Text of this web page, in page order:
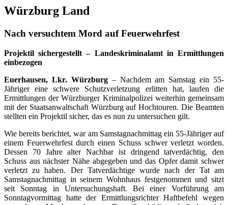
Würzburg Land
Nach versuchtem Mord auf Feuerwehrfest
Projektil sichergestellt – Landeskriminalamt in Ermittlungen
einbezogen
Euerhausen, Lkr. Würzburg– Nachdem am Samstag ein 55-
Jähriger eine schwere Schutzverletzung erlitten hat, laufen die
Ermittlungen der Würzburger Kriminalpolizei weiterhin gemeinsam
mit der Staatsanwaltschaft Würzburg auf Hochtouren. Die Beamten
stellten ein Projektil sicher, das es nun zu untersuchen gilt.
Wie bereits berichtet, war am Samstagnachmittag ein 55-Jähriger auf
einem Feuerwehrfest durch einen Schuss schwer verletzt worden.
Dessen 70 Jahre alter Nachbar ist dringend tatverdächtig, den
Schuss aus nächster Nähe abgegeben und das Opfer damit schwer
verletzt zu haben. Der Tatverdächtige wurde nach der Tat am
Samstagnachmittag in seinem Wohnhaus festgenommen und sitzt
seit Sonntag in Untersuchungshaft. Bei einer Vorführung am
Sonntagvormittag hatte der Ermittlungsrichter Haftbefehl wegen